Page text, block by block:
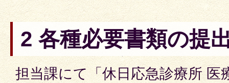
2 各種必要書類の提
担当課にて「休日応急診療所 医